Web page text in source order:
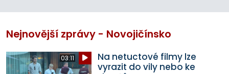
Nejnovější zprávy - Novojičínsko
03:11
Na netuctové filmy lze
vyrazit do vily nebo ke